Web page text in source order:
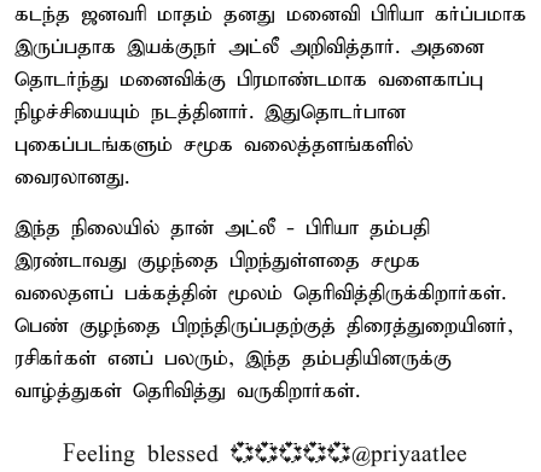
கடந்த ஜனவரி மாதம் தனது மனைவி பிரியா கர்ப்பமாக
இருப்பதாக இயக்குநர் அட்லீ அறிவித்தார். அதனை
தொடர்ந்து மனைவிக்கு பிரமாண்டமாக வளைகாப்பு
நிழச்சியையும் நடத்தினார். இதுதொடர்பான
புகைப்படங்களும் சமூக வலைத்தளங்களில்
வைரலானது.
இந்த நிலையில் தான் அட்லீ - பிரியா தம்பதி
இரண்டாவது குழந்தை பிறந்துள்ளதை சமூக
வலைதளப் பக்கத்தின் மூலம் தெரிவித்திருக்கிறார்கள்.
பெண் குழந்தை பிறந்திருப்பதற்குத் திரைத்துறையினர்,
ரசிகர்கள் எனப் பலரும், இந்த தம்பதியினருக்கு
வாழ்த்துகள் தெரிவித்து வருகிறார்கள்.
Feeling blessed 💞💞💞💞💞@priyaatlee